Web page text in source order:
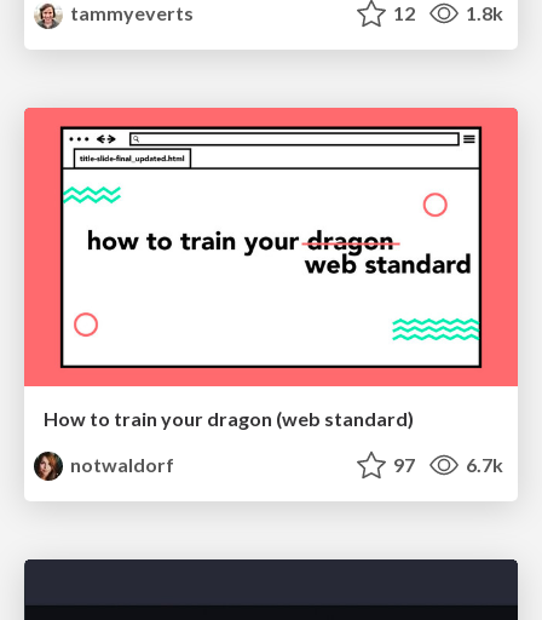
tammyeverts
12 1.8k
How to train your dragon (web standard)
notwaldorf
97 6.7k